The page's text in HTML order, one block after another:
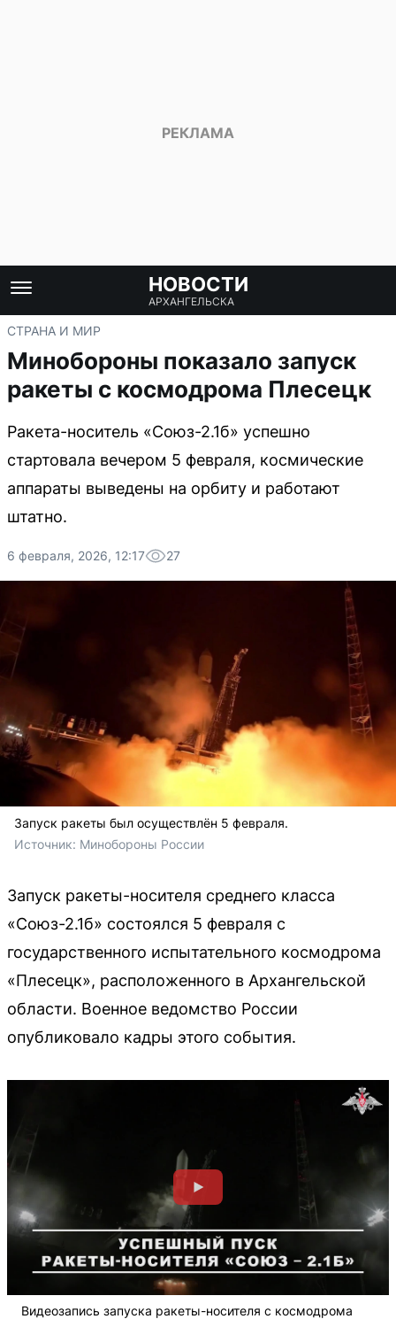
НОВОСТИ
АРХАНГЕЛЬСКА
СТРАНА И МИР
Минобороны показало запуск
ракеты с космодрома Плесецк
Ракета-носитель «Союз-2.1б» успешно
стартовала вечером 5 февраля, космические
аппараты выведены на орбиту и работают
штатно.
6 февраля, 2026, 12:17 27
Запуск ракеты был осуществлён 5 февраля.
Источник: Минобороны России
Запуск ракеты-носителя среднего класса
«Союз-2.1б» состоялся 5 февраля с
государственного испытательного космодрома
«Плесецк», расположенного в Архангельской
области. Военное ведомство России
опубликовало кадры этого события.
Видеозапись запуска ракеты-носителя с космодрома